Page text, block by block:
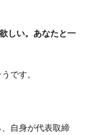
しい。あなたと一
です。
自身が代表取締